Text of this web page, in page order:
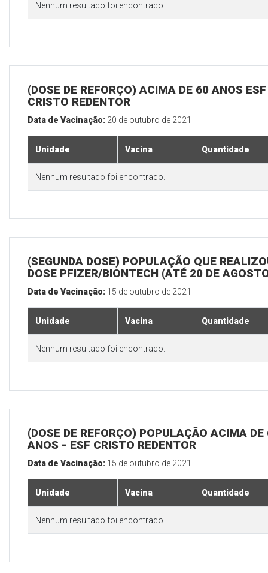
Nenhum resultado foi encontrado.
(DOSE DE REFORÇO) ACIMA DE 60 ANOS ESF
CRISTO REDENTOR
Data de Vacinação: 20 de outubro de 2021
Unidade Vacina Quantidade
Nenhum resultado foi encontrado.
(SEGUNDA DOSE) POPULAÇÃO QUE
DOSE PFIZER/BIONTECH (ATÉ 20 DE
Data de Vacinação: 15 de outubro de 2021
Unidade Vacina Quantidade
Nenhum resultado foi encontrado.
(DOSE DE REFORÇO) POPULAÇÃO ACIMA DE
ANOS - ESF CRISTO REDENTOR
Data de Vacinação: 15 de outubro de 2021
Unidade Vacina Quantidade
Nenhum resultado foi encontrado.